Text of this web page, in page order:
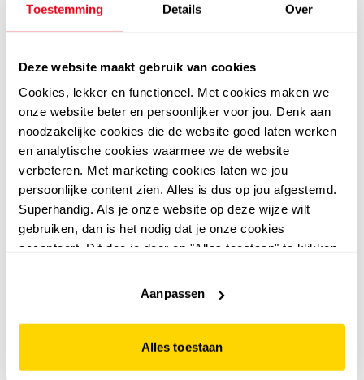
Toestemming Details Over
Deze website maakt gebruik van cookies
Cookies, lekker en functioneel. Met cookies maken we
onze website beter en persoonlijker voor jou. Denk aan
noodzakelijke cookies die de website goed laten werken
en analytische cookies waarmee we de website
verbeteren. Met marketing cookies laten we jou
persoonlijke content zien. Alles is dus op jou afgestemd.
Superhandig. Als je onze website op deze wijze wilt
gebruiken, dan is het nodig dat je onze cookies
accepteert. Dit doe je door op "Alles toestaan" te klikken.
website niet optimaal functioneert.
Aanpassen
Alles toestaan